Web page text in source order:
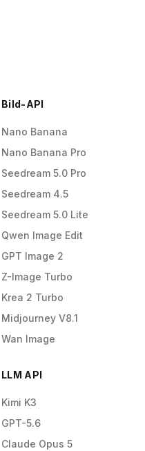
Bild-API
Nano Banana
Nano Banana Pro
Seedream 5.0 Pro
Seedream 4.5
Seedream 5.0 Lite
Qwen Image Edit
GPT Image 2
Z-Image Turbo
Krea 2 Turbo
Midjourney V8.1
Wan Image
LLM API
Kimi K3
GPT-5.6
Claude Opus 5